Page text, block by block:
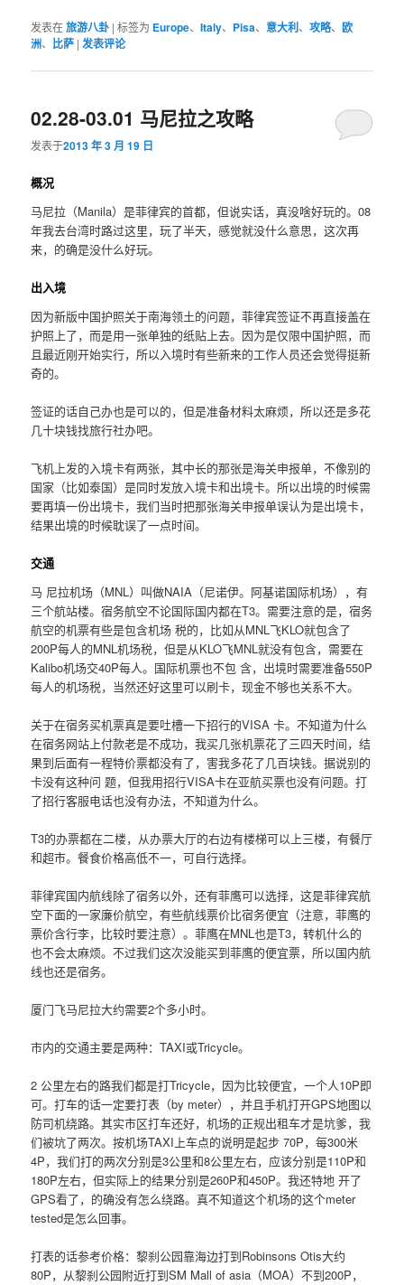
发表在旅游八卦 |标签为 Europe、Italy、 Pisa、 意大利、攻略、欧
洲、 比萨 |发表评论
02.28-03.01 马尼拉之攻略
发表于2013 年 3 月 19 日
概况
马尼拉（Manila）是菲律宾的首都，但说实话，真没啥好玩的。08
年我去台湾时路过这里，玩了半天，感觉就没什么意思，这次再
来，的确是没什么好玩。
出入境
因为新版中国护照关于南海领土的问题，菲律宾签证不再直接盖在
护照上了，而是用一张单独的纸贴上去。因为是仅限中国护照，而
且最近刚开始实行，所以入境时有些新来的工作人员还会觉得挺新
奇的。
签证的话自己办也是可以的，但是准备材料太麻烦，所以还是多花
几十块钱找旅行社办吧。
飞机上发的入境卡有两张，其中长的那张是海关申报单，不像别的
国家（比如泰国）是同时发放入境卡和出境卡。所以出境的时候需
要再填一份出境卡，我们当时把那张海关申报单误认为是出境卡，
结果出境的时候耽误了一点时间。
交通
马 尼拉机场（MNL）叫做NAIA（尼诺伊。阿基诺国际机场），有
三个航站楼。宿务航空不论国际国内都在T3。需要注意的是，宿务
航空的机票有些是包含机场 税的，比如从MNL飞KLO就包含了
200P每人的MNL机场税，但是从KLO飞MNL就没有包含，需要在
Kalibo机场交40P每人。国际机票也不包 含，出境时需要准备550P
每人的机场税，当然还好这里可以刷卡，现金不够也关系不大。
关于在宿务买机票真是要吐槽一下招行的VISA 卡。不知道为什么
在宿务网站上付款老是不成功，我买几张机票花了三四天时间，结
果到后面有一程特价票都没有了，害我多花了几百块钱。据说别的
卡没有这种问 题，但我用招行VISA卡在亚航买票也没有问题。打
了招行客服电话也没有办法，不知道为什么。
T3的办票都在二楼，从办票大厅的右边有楼梯可以上三楼，有餐厅
和超市。餐食价格高低不一，可自行选择。
菲律宾国内航线除了宿务以外，还有菲鹰可以选择，这是菲律宾航
空下面的一家廉价航空，有些航线票价比宿务便宜（注意，菲鹰的
票价含行李，比较时要注意）。菲鹰在MNL也是T3，转机什么的
也不会太麻烦。不过我们这次没能买到菲鹰的便宜票，所以国内航
线也还是宿务。
厦门飞马尼拉大约需要2个多小时。
市内的交通主要是两种：TAXI或Tricycle。
2 公里左右的路我们都是打Tricycle，因为比较便宜，一个人10P即
可。打车的话一定要打表（by meter），并且手机打开GPS地图以
防司机绕路。其实市区打车还好，机场的正规出租车才是坑爹，我
们被坑了两次。按机场TAXI上车点的说明是起步 70P，每300米
4P，我们打的两次分别是3公里和8公里左右，应该分别是110P和
180P左右，但实际上的结果分别是260P和450P。我还特地 开了
GPS看了，的确没有怎么绕路。真不知道这个机场的这个meter
tested是怎么回事。
打表的话参考价格：黎刹公园靠海边打到Robinsons Otis大约
80P，从黎刹公园附近打到SM Mall of asia（MOA）不到200P，